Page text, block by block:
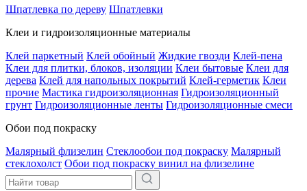
Шпатлевка по дереву Шпатлевки
Клеи и гидроизоляционные материалы
Клей паркетный Клей обойный Жидкие гвозди Клей-пена
Клеи для плитки, блоков, изоляции Клеи бытовые Клеи для
дерева Клей для напольных покрытий Клей-герметик Клеи
прочие Мастика гидроизоляционная Гидроизоляционный
грунт Гидроизоляционные ленты Гидроизоляционные смеси
Обои под покраску
Малярный флизелин Стеклообои под покраску Малярный
стеклохолст Обои под покраску винил на флизелине